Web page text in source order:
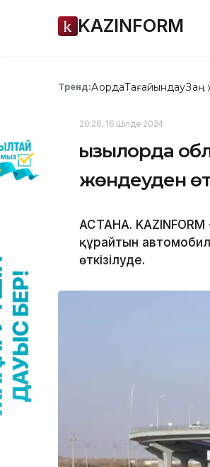
KAZINFORM
Тренд:АқордаТағайындауЗаң
20:26, 16 Шілде 2024
Қызылорда
жөндеуден
АСТАНА.
құрайтын
өткізілуде.